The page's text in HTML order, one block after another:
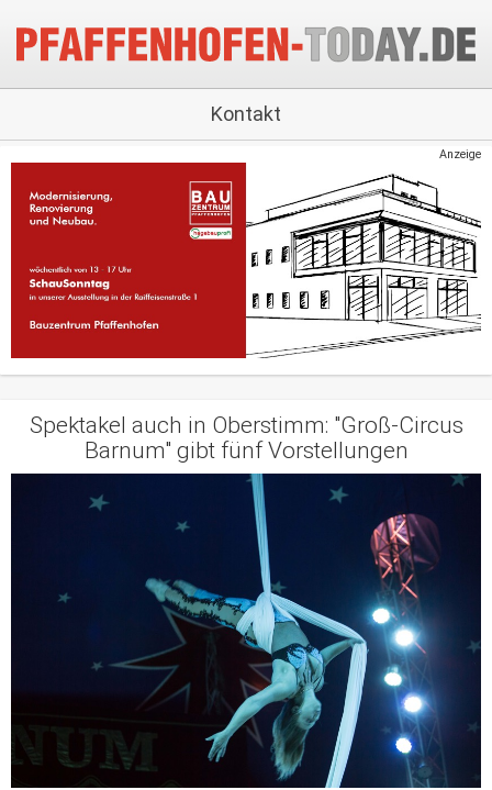
Kontakt
Anzeige
Spektakel auch in Oberstimm: "Groß-Circus
Barnum" gibt fünf Vorstellungen